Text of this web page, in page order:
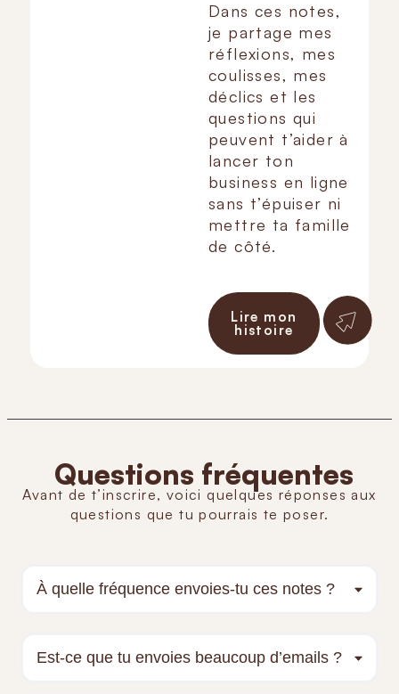
Dans ces notes,
je partage mes
réflexions, mes
coulisses, mes
déclics et les
questions qui
peuvent t’aider à
lancer ton
business en ligne
sans t’épuiser ni
mettre ta famille
de côté.
Lire mon
histoire
Questions fréquentes
Avant de t’inscrire, voici quelques réponses aux
questions que tu pourrais te poser.
À quelle fréquence envoies-tu ces notes ?
Est-ce que tu envoies beaucoup d’emails ?